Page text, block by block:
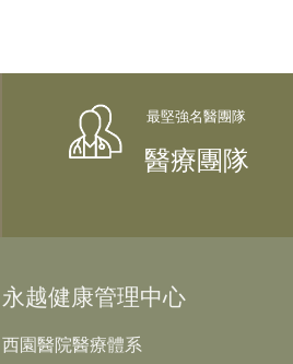
醫療團隊
永越健康管理中心
西園醫院醫療體系